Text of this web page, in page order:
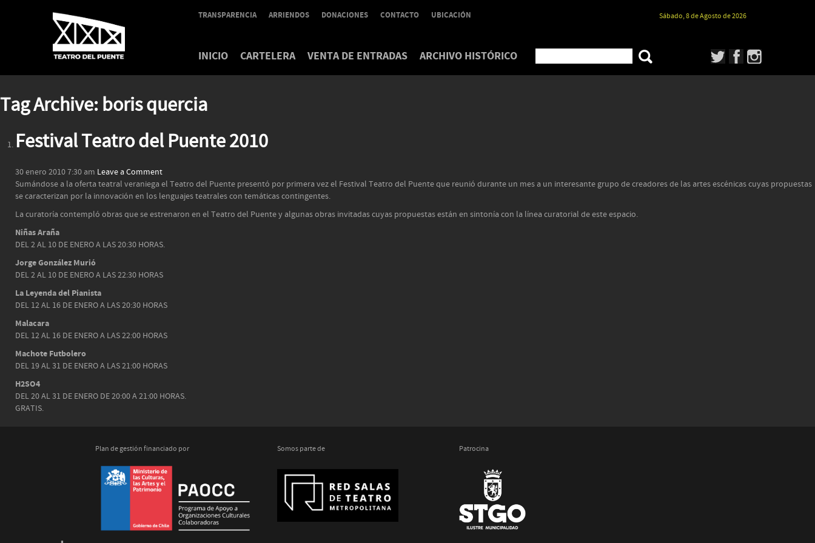
TRANSPARENCIA ARRIENDOS DONACIONES CONTACTO UBICACIÓN Sábado, 8 de Agosto de 2026
INICIO CARTELERA VENTA DE ENTRADAS ARCHIVO HISTÓRICO
Tag Archive: boris quercia
Festival Teatro del Puente 2010
30 enero 2010 7:30 am Leave a Comment
Sumándose a la oferta teatral veraniega el Teatro del Puente presentó por primera vez el Festival Teatro del Puente que reunió durante un mes a un interesante grupo de creadores de las artes escénicas cuyas propuestas
se caracterizan por la innovación en los lenguajes teatrales con temáticas contingentes.
La curatoría contempló obras que se estrenaron en el Teatro del Puente y algunas obras invitadas cuyas propuestas están en sintonía con la línea curatorial de este espacio.
Niñas Araña
DEL 2 AL 10 DE ENERO A LAS 20:30 HORAS.
Jorge González Murió
DEL 2 AL 10 DE ENERO A LAS 22:30 HORAS
La Leyenda del Pianista
DEL 12 AL 16 DE ENERO A LAS 20:30 HORAS
Malacara
DEL 12 AL 16 DE ENERO A LAS 22:00 HORAS
Machote Futbolero
DEL 19 AL 31 DE ENERO A LAS 21:00 HORAS
H2SO4
DEL 20 AL 31 DE ENERO DE 20:00 A 21:00 HORAS.
GRATIS.
Plan de gestión financiado por Somos parte de Patrocina